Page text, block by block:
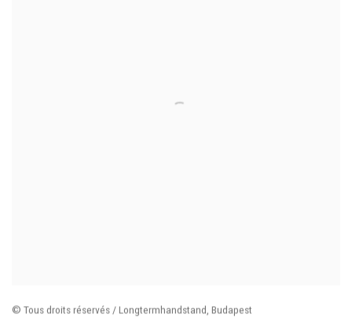
© Tous droits réservés / Longtermhandstand, Budapest